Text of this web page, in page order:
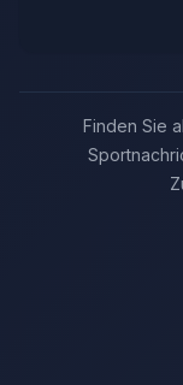
Finden Sie